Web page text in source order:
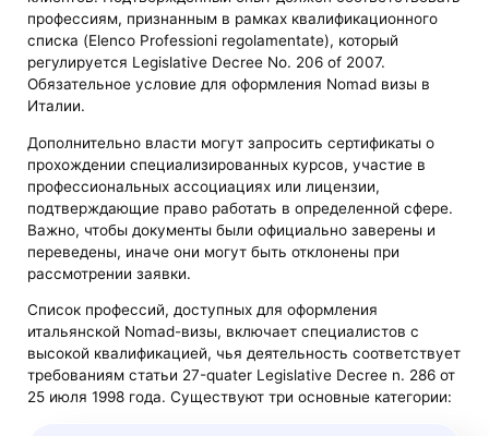
профессиям, признанным в рамках квалификационного
списка (Elenco Professioni regolamentate), который
регулируется Legislative Decree No. 206 of 2007.
Обязательное условие для оформления Nomad визы в
Италии.
Дополнительно власти могут запросить сертификаты о
прохождении специализированных курсов, участие в
профессиональных ассоциациях или лицензии,
подтверждающие право работать в определенной сфере.
Важно, чтобы документы были официально заверены и
переведены, иначе они могут быть отклонены при
рассмотрении заявки.
Список профессий, доступных для оформления
итальянской Nomad-визы, включает специалистов с
высокой квалификацией, чья деятельность соответствует
требованиям статьи 27-quater Legislative Decree n. 286 от
25 июля 1998 года. Существуют три основные категории: